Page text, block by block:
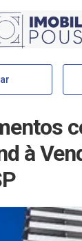
inicial
à